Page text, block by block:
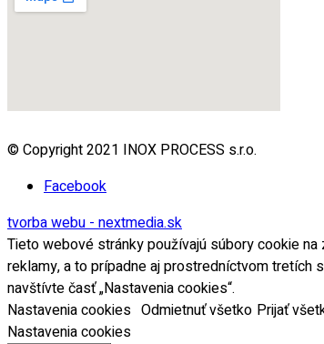
© Copyright 2021 INOX PROCESS s.r.o.
Facebook
tvorba webu - nextmedia.sk
Tieto webové stránky používajú súbory cookie
reklamy, a to prípadne aj prostredníctvom tretích
navštívte časť „Nastavenia cookies“.
Nastavenia cookies Odmietnuť všetko Prijať
Nastavenia cookies